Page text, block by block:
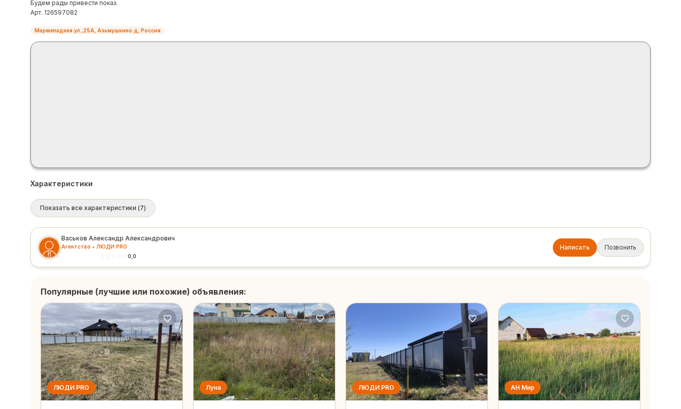
Будем рады привести показ.
Арт. 126597082
Мармеладная ул.,25А, Азьмушкино д, Россия
Характеристики
Показать все характеристики (7)
Васьков Александр Александрович
Агентство • ЛЮДИ PRO
0,0
Написать Позвонить
Популярные (лучшие или похожие) объявления:
ЛЮДИ PRO Луна ЛЮДИ PRO АН Мир